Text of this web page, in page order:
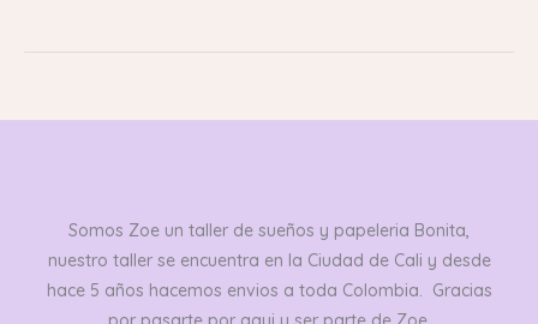
Somos Zoe un taller de sueños y papeleria Bonita,
nuestro taller se encuentra en la Ciudad de Cali y desde
hace 5 años hacemos envios a toda Colombia. Gracias